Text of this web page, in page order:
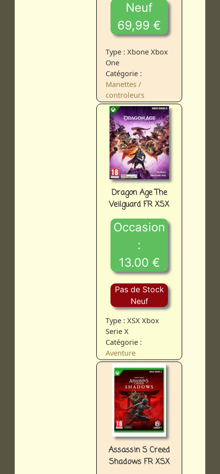
Neuf
69,99 €
Type : Xbone Xbox
One
Catégorie :
Manettes /
controleurs
Dragon Age The
Veilguard FR XSX
Occasion
:
13.00 €
Pas de Stock
Neuf
Type : XSX Xbox
Serie X
Catégorie :
Aventure
Assassin S Creed
Shadows FR XSX